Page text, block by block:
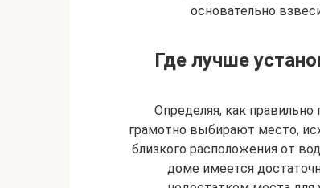
основательно
Где лучше
Определяя, как
грамотно выбирают место,
близкого расположения от
доме имеется